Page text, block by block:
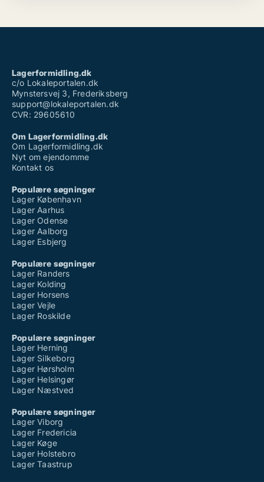
Lagerformidling.dk
c/o Lokaleportalen.dk
Mynstersvej 3, Frederiksberg
support@lokaleportalen.dk
CVR: 29605610
Om Lagerformidling.dk
Om Lagerformidling.dk
Nyt om ejendomme
Kontakt os
Populære søgninger
Lager København
Lager Aarhus
Lager Odense
Lager Aalborg
Lager Esbjerg
Populære søgninger
Lager Randers
Lager Kolding
Lager Horsens
Lager Vejle
Lager Roskilde
Populære søgninger
Lager Herning
Lager Silkeborg
Lager Hørsholm
Lager Helsingør
Lager Næstved
Populære søgninger
Lager Viborg
Lager Fredericia
Lager Køge
Lager Holstebro
Lager Taastrup